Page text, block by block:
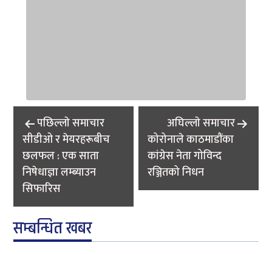
Post
navigation
पछिल्लाे समाचार
सीडीओ र मेयरहरूबीच
छलफल : एक साता
निषेधाज्ञा लम्ब्याउन
सिफारिस
अघिल्लाे समाचार
कोरोनाले काठमाडौंका
कांग्रेस नेता गोविन्द
रञ्जितको निधन
सम्बन्धित खबर